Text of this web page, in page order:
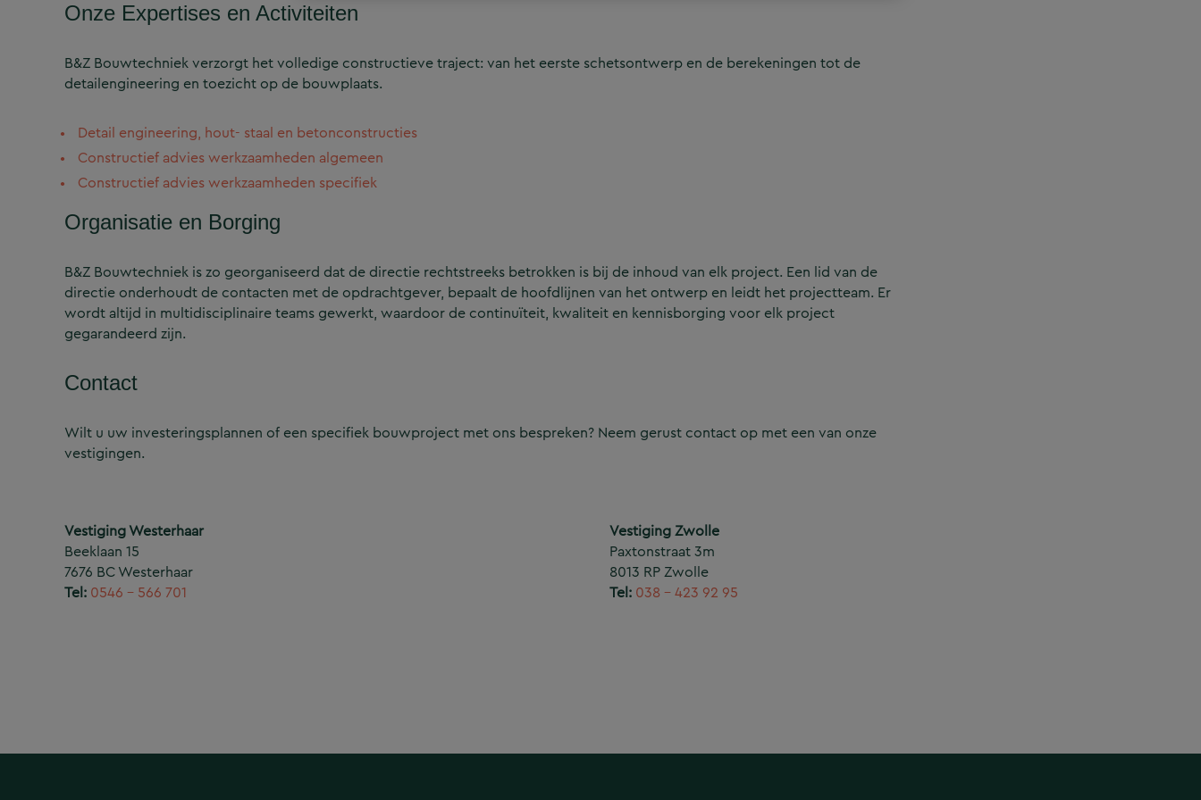
Onze Expertises en Activiteiten
B&Z Bouwtechniek verzorgt het volledige constructieve traject: van het eerste schetsontwerp en de berekeningen tot de
detailengineering en toezicht op de bouwplaats.
Detail engineering, hout- staal en betonconstructies
Constructief advies werkzaamheden algemeen
Constructief advies werkzaamheden specifiek
Organisatie en Borging
B&Z Bouwtechniek is zo georganiseerd dat de directie rechtstreeks betrokken is bij de inhoud van elk project. Een lid van de
directie onderhoudt de contacten met de opdrachtgever, bepaalt de hoofdlijnen van het ontwerp en leidt het projectteam. Er
wordt altijd in multidisciplinaire teams gewerkt, waardoor de continuïteit, kwaliteit en kennisborging voor elk project
gegarandeerd zijn.
Contact
Wilt u uw investeringsplannen of een specifiek bouwproject met ons bespreken? Neem gerust contact op met een van onze
vestigingen.
Vestiging Westerhaar
Beeklaan 15
7676 BC Westerhaar
Tel: 0546 – 566 701
Vestiging Zwolle
Paxtonstraat 3m
8013 RP Zwolle
Tel: 038 – 423 92 95